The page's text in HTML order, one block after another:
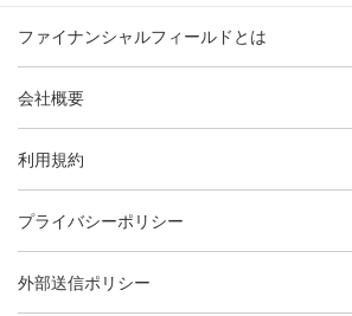
ファイナンシャルフィールドとは
会社概要
利用規約
プライバシーポリシー
外部送信ポリシー